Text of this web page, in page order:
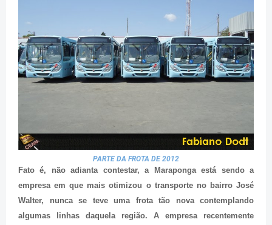
PARTE DA FROTA DE 2012
Fato é, não adianta contestar, a Maraponga está sendo a
empresa em que mais otimizou o transporte no bairro José
Walter, nunca se teve uma frota tão nova contemplando
algumas linhas daquela região. A empresa recentemente